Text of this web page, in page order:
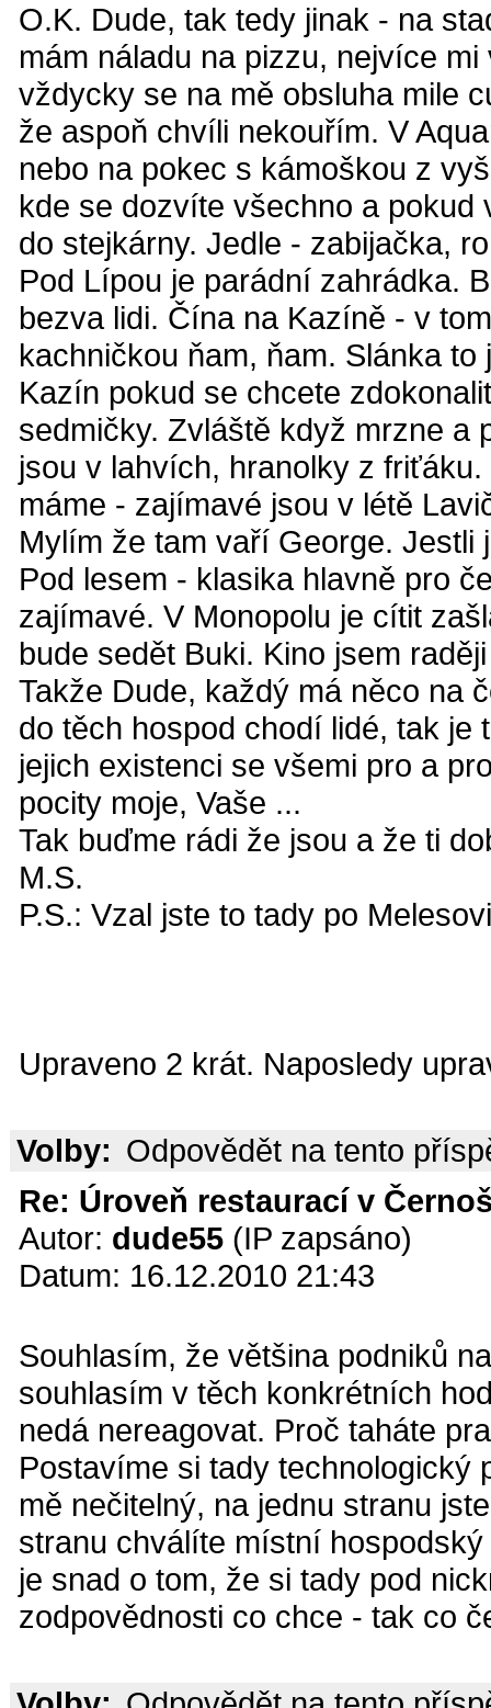
O.K. Dude, tak tedy jinak - na
mám náladu na pizzu, nejvíce
vždycky se na mě obsluha mile
že aspoň chvíli nekouřím. V
nebo na pokec s kámoškou z
kde se dozvíte všechno a
do stejkárny. Jedle - zabijačka,
Pod Lípou je parádní zahrádka.
bezva lidi. Čína na Kazíně - v
kachničkou ňam, ňam. Slánka
Kazín pokud se chcete
sedmičky. Zvláště když mrzne a
jsou v lahvích, hranolky z
máme - zajímavé jsou v létě
Mylím že tam vaří George. Jestli
Pod lesem - klasika hlavně pro
zajímavé. V Monopolu je cítit
bude sedět Buki. Kino jsem
Takže Dude, každý má něco na
do těch hospod chodí lidé, tak je
jejich existenci se všemi pro a
pocity moje, Vaše ...
Tak buďme rádi že jsou a že ti
M.S.
P.S.: Vzal jste to tady po
Upraveno 2 krát. Naposledy
Volby: Odpovědět na tento
Re: Úroveň restaurací v
Autor: dude55 (IP zapsáno)
Datum: 16.12.2010 21:43
Souhlasím, že většina podniků
souhlasím v těch konkrétních
nedá nereagovat. Proč taháte
Postavíme si tady
mě nečitelný, na jednu stranu
stranu chválíte místní
je snad o tom, že si tady pod
zodpovědnosti co chce - tak co